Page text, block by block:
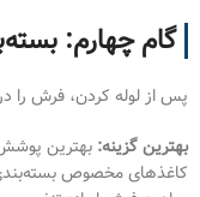
گام چهارم:
پس از لوله کردن، فرش را
بهترین گزینه: بهترین
کاغذهای مخصوص